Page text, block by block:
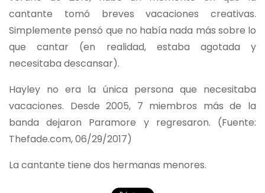
cantante tomó breves vacaciones creativas.
Simplemente pensó que no había nada más sobre lo
que cantar (en realidad, estaba agotada y
necesitaba descansar).
Hayley no era la única persona que necesitaba
vacaciones. Desde 2005, 7 miembros más de la
banda dejaron Paramore y regresaron. (Fuente:
Thefade.com, 06/29/2017)
La cantante tiene dos hermanas menores.